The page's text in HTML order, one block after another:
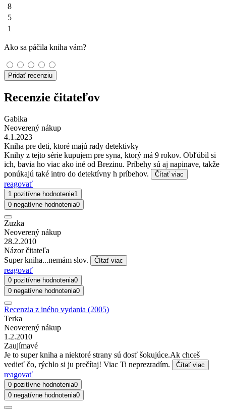
8
5
1
Ako sa páčila kniha vám?
Pridať recenziu
Recenzie čitateľov
Gabika
Neoverený nákup
4.1.2023
Kniha pre deti, ktoré majú rady detektivky
Knihy z tejto série kupujem pre syna, ktorý má 9 rokov. Obľúbil si
ich, bavia ho viac ako iné od Brezinu. Príbehy sú aj napinave, takže
ponúkajú také intro do detektívny h príbehov.
Čítať viac
reagovať
1 pozitívne hodnotenie1
0 negatívne hodnotenia0
Zuzka
Neoverený nákup
28.2.2010
Názor čitateľa
Super kniha...nemám slov.
Čítať viac
reagovať
0 pozitívne hodnotenia0
0 negatívne hodnotenia0
Recenzia z iného vydania (2005)
Terka
Neoverený nákup
1.2.2010
Zaujímavé
Je to super kniha a niektoré strany sú dosť šokujúce.Ak chceš
vedieť čo, rýchlo si ju prečítaj! Viac Ti neprezradím.
Čítať viac
reagovať
0 pozitívne hodnotenia0
0 negatívne hodnotenia0